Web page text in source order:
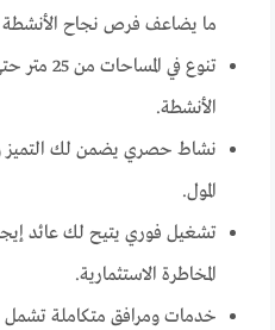
ما يضاعف فرص نجاح الأنشطة
الأنشطة.
نشاط حصري يضمن لك
المول.
تشغيل فوري يتيح لك عائد
المخاطرة الاستثمارية.
خدمات ومرافق متكاملة